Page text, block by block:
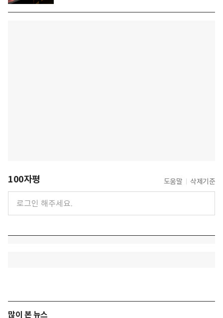
100자평 도움말 삭제기준
많이 본 뉴스